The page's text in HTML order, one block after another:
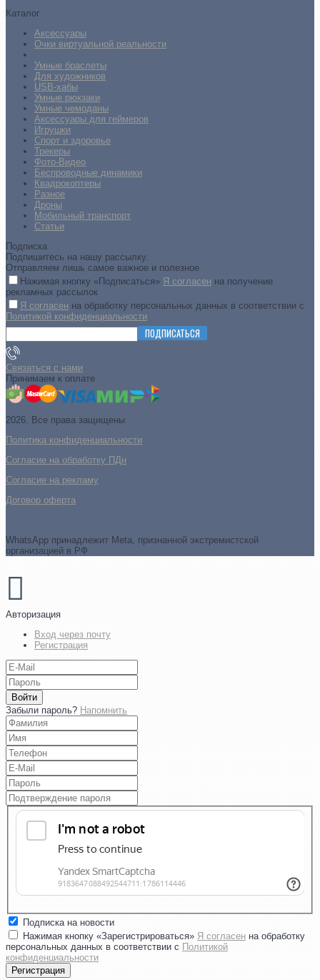
Каталог
Аксессуары
Очки виртуальной реальности
Умные браслеты
Для художников
USB-хабы
Умные рюкзаки
Умные чемоданы
Аксессуары для геймеров
Игрушки
Спорт и здоровье
Трекеры
Фото-Видео
Беспроводные динамики
Квадрокоптеры
Разное
Дроны
Мобильный транспорт
Статьи
Подписка
Подпишитесь на нашу рассылку.
Отправляем лишь самое важное и полезное
Нажимая кнопку «Подписаться» Я согласен на получение
рекламных рассылок
Я согласен на обработку персональных данных в соответствии с
Политикой конфиденциальности
ПОДПИСАТЬСЯ
Связаться с нами
Принимаем к оплате
2026. Все права защищены
Политика конфиденциальности
Согласие на обработку ПДн
Cогласие на рекламу
Договор оферта
WhatsApp принадлежит Meta, признанной экстремистской
организацией в РФ
Авторизация
Вход через почту
Регистрация
Войти
Забыли пароль? Напомнить
Подписка на новости
Нажимая кнопку «Зарегистрироваться» Я согласен на обработку
персональных данных в соответствии с Политикой
конфиденциальности
Регистрация